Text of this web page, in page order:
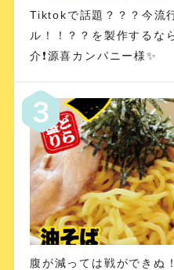
Tiktokで話題？？？今流
ル！！？？を製作するな
介❗️源喜カンパニー様✨
腹が減っては戦ができぬ